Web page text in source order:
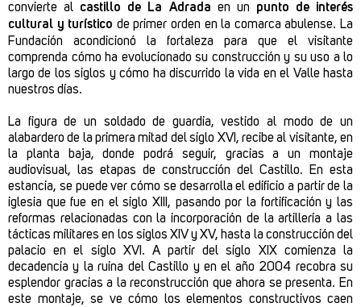
convierte al castillo de La Adrada en un punto de interés
cultural y turístico de primer orden en la comarca abulense. La
Fundación acondicionó la fortaleza para que el visitante
comprenda cómo ha evolucionado su construcción y su uso a lo
largo de los siglos y cómo ha discurrido la vida en el Valle hasta
nuestros días.
La figura de un soldado de guardia, vestido al modo de un
alabardero de la primera mitad del siglo XVI, recibe al visitante, en
la planta baja, donde podrá seguir, gracias a un montaje
audiovisual, las etapas de construcción del Castillo. En esta
estancia, se puede ver cómo se desarrolla el edificio a partir de la
iglesia que fue en el siglo XIII, pasando por la fortificación y las
reformas relacionadas con la incorporación de la artillería a las
tácticas militares en los siglos XIV y XV, hasta la construcción del
palacio en el siglo XVI. A partir del siglo XIX comienza la
decadencia y la ruina del Castillo y en el año 2004 recobra su
esplendor gracias a la reconstrucción que ahora se presenta. En
este montaje, se ve cómo los elementos constructivos caen